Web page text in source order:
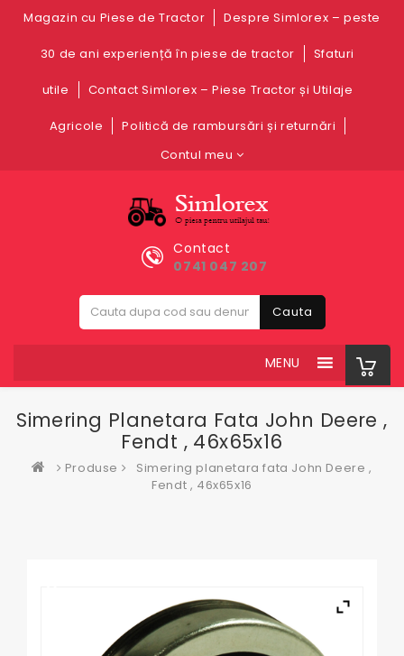
Magazin cu Piese de Tractor Despre Simlorex – peste
30 de ani experiență în piese de tractor Sfaturi
utile Contact Simlorex – Piese Tractor și Utilaje
Agricole
Politică de rambursări și returnări
Contul meu
Contact
0741 047 207
Cauta
MENU
Simering Planetara Fata John Deere ,
Fendt , 46x65x16
Produse
Simering planetara fata John Deere ,
Fendt , 46x65x16